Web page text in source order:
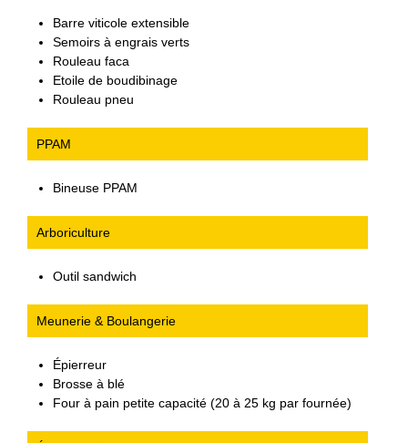
Barre viticole extensible
Semoirs à engrais verts
Rouleau faca
Etoile de boudibinage
Rouleau pneu
PPAM
Bineuse PPAM
Arboriculture
Outil sandwich
Meunerie & Boulangerie
Épierreur
Brosse à blé
Four à pain petite capacité (20 à 25 kg par fournée)